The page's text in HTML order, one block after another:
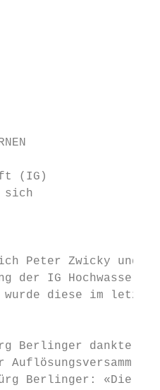
(IG)
hat sich
sich Peter Zwicky
der IG
wurde diese im
Berlinger
Berlinger: «Die IG